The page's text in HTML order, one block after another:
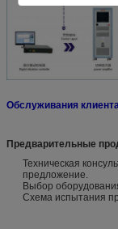
Обслуживания клиента
Предварительные
Техническая
предложение.
Выбор
Схема испытания